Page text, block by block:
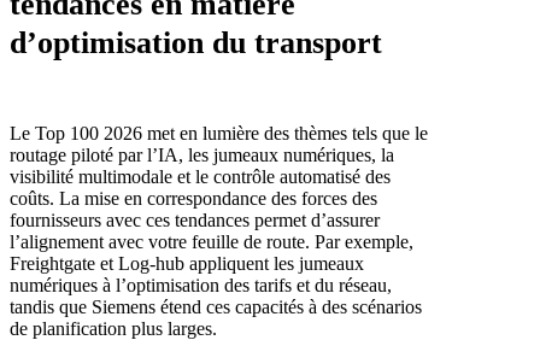
d’optimisation du transport
Le Top 100 2026 met en lumière des thèmes tels que le
routage piloté par l’IA, les jumeaux numériques, la
visibilité multimodale et le contrôle automatisé des
coûts. La mise en correspondance des forces des
fournisseurs avec ces tendances permet d’assurer
l’alignement avec votre feuille de route. Par exemple,
Freightgate et Log-hub appliquent les jumeaux
numériques à l’optimisation des tarifs et du réseau,
tandis que Siemens étend ces capacités à des scénarios
de planification plus larges.